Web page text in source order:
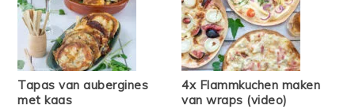
Tapas van aubergines
met kaas
4x Flammkuchen maken
van wraps (video)